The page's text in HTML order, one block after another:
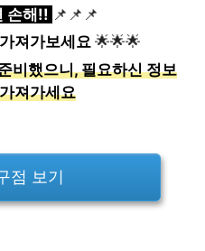
손해!! 📌📌📌
가져가보세요 🌟🌟🌟
비했으니, 필요하신 정보
져가세요
점 보기